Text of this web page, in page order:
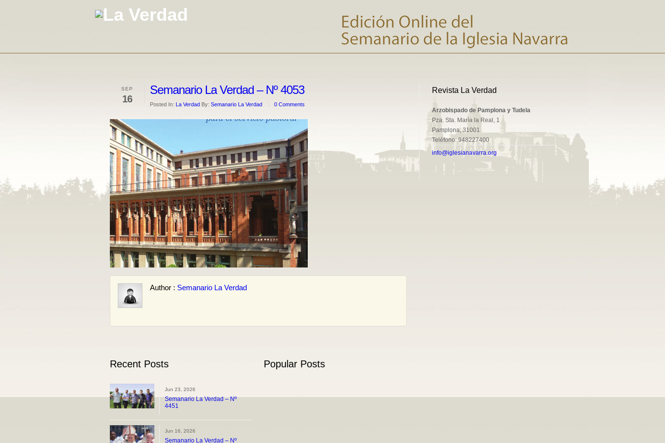
SEP
16
Semanario La Verdad – Nº 4053
Posted In: La Verdad By: Semanario La Verdad 0 Comments
Author : Semanario La Verdad
Recent Posts
Jun 23, 2026
Semanario La Verdad – Nº
4451
Jun 16, 2026
Semanario La Verdad – Nº
Popular Posts
Revista La Verdad
Arzobispado de Pamplona y Tudela
Pza. Sta. María la Real, 1
Pamplona, 31001
Teléfono: 948227400
info@iglesianavarra.org